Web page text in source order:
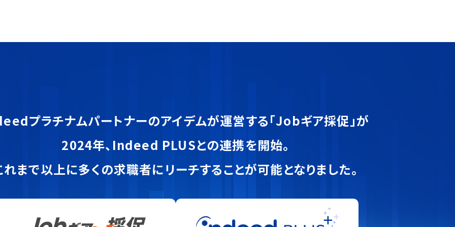
プラチナムパートナーのアイデムが運営する「Jobギア採促」が
2024年、Indeed PLUSとの連携を開始。
れまで以上に多くの求職者にリーチすることが可能となりました。​